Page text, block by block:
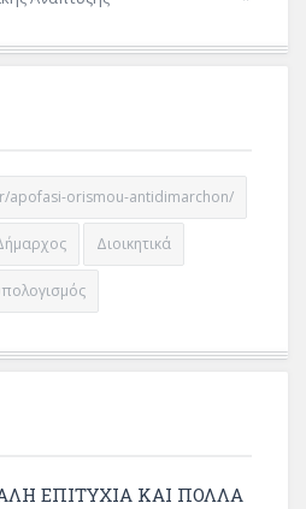
apofasi-orismou-antidimarchon/
Διοικητικά
ΕΠΙΤΥΧΊΑ ΚΑΙ ΠΟΛΛΆ